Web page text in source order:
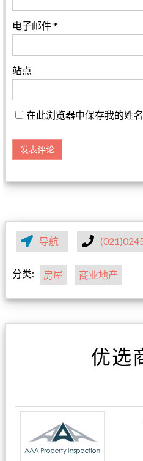
电子邮件*
站点
在此浏览器中保存我的姓
导航
分类: 房屋 商业地产
优选